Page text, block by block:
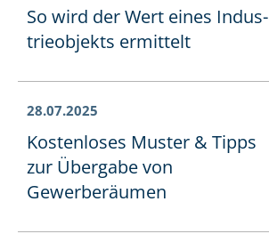
So wird der Wert eines In­dus­
trie­ob­jekts ermittelt
28.07.2025
Kostenloses Muster & Tipps
zur Übergabe von
Gewerberäumen